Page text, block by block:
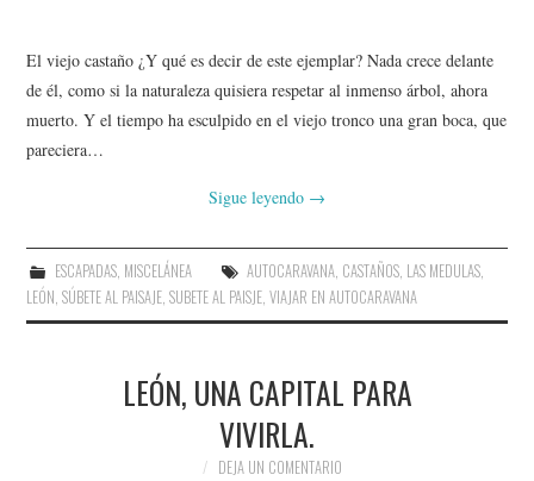
El viejo castaño ¿Y qué es decir de este ejemplar? Nada crece delante
de él, como si la naturaleza quisiera respetar al inmenso árbol, ahora
muerto. Y el tiempo ha esculpido en el viejo tronco una gran boca, que
pareciera…
Sigue leyendo →
ESCAPADAS, MISCELÁNEA AUTOCARAVANA, CASTAÑOS, LAS MEDULAS,
LEÓN,SÚBETE AL PAISAJE,SUBETE AL PAISJE,VIAJAR EN AUTOCARAVANA
LEÓN, UNA CAPITAL PARA
VIVIRLA.
DEJA UN COMENTARIO